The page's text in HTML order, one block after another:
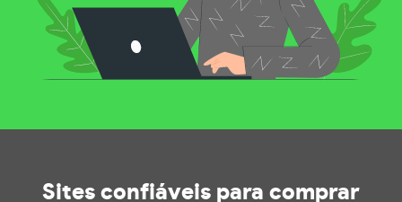
Sites confiáveis para comprar